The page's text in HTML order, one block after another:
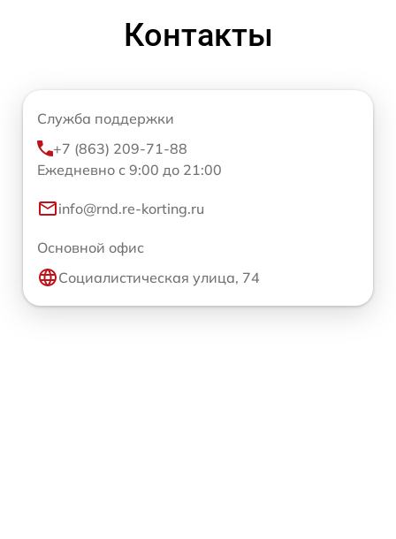
Контакты
Служба поддержки
+7 (863) 209-71-88
Ежедневно с 9:00 до 21:00
info@rnd.re-korting.ru
Основной офис
Социалистическая улица, 74